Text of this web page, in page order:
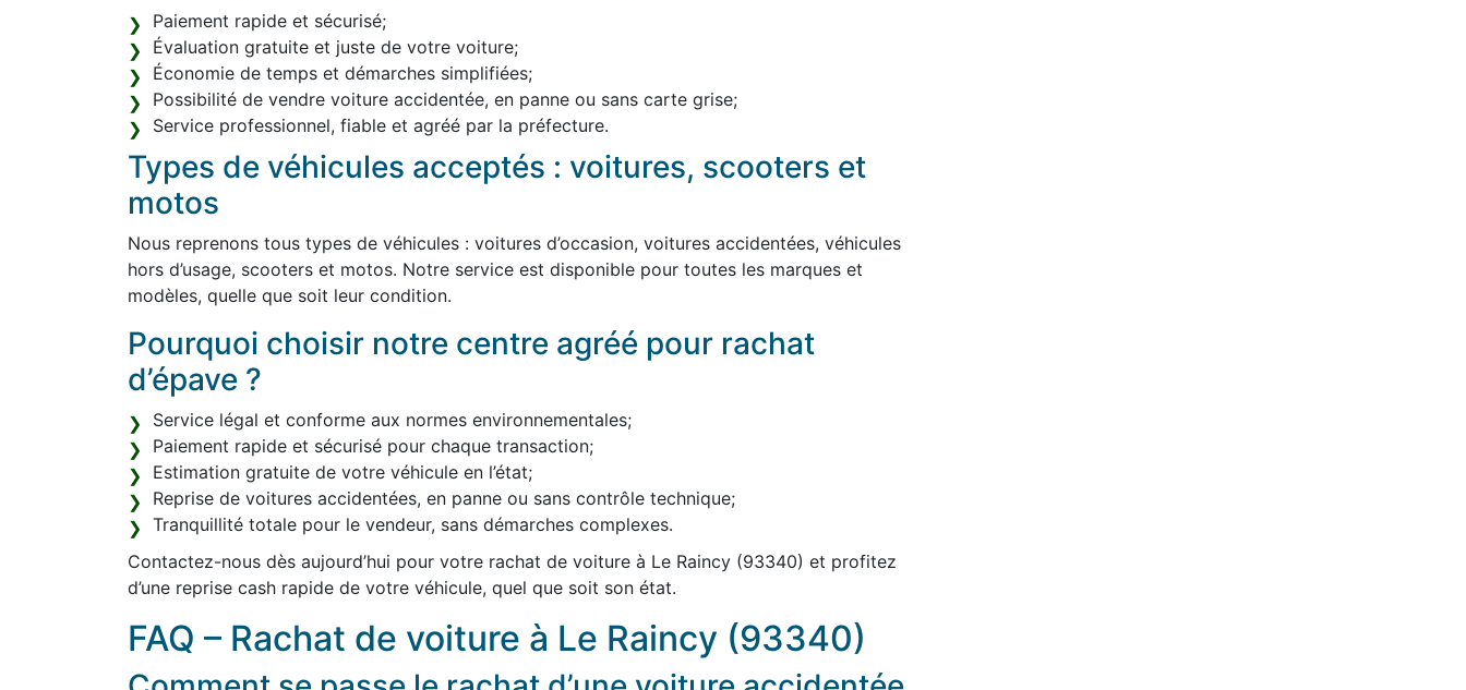
Paiement rapide et sécurisé;
Évaluation gratuite et juste de votre voiture;
Économie de temps et démarches simplifiées;
Possibilité de vendre voiture accidentée, en panne ou sans carte grise;
Service professionnel, fiable et agréé par la préfecture.
Types de véhicules acceptés : voitures, scooters et
motos
Nous reprenons tous types de véhicules : voitures d’occasion, voitures accidentées, véhicules
hors d’usage, scooters et motos. Notre service est disponible pour toutes les marques et
modèles, quelle que soit leur condition.
Pourquoi choisir notre centre agréé pour rachat
d’épave ?
Service légal et conforme aux normes environnementales;
Paiement rapide et sécurisé pour chaque transaction;
Estimation gratuite de votre véhicule en l’état;
Reprise de voitures accidentées, en panne ou sans contrôle technique;
Tranquillité totale pour le vendeur, sans démarches complexes.
Contactez-nous dès aujourd’hui pour votre rachat de voiture à Le Raincy (93340) et profitez
d’une reprise cash rapide de votre véhicule, quel que soit son état.
FAQ – Rachat de voiture à Le Raincy (93340)